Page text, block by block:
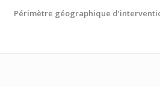
Périmètre géographique